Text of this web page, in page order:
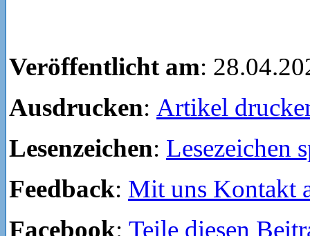
Veröffentlicht am:
Ausdrucken: Artikel
Lesenzeichen: Lesezeichen
Feedback: Mit uns Kontakt
Facebook: Teile diesen